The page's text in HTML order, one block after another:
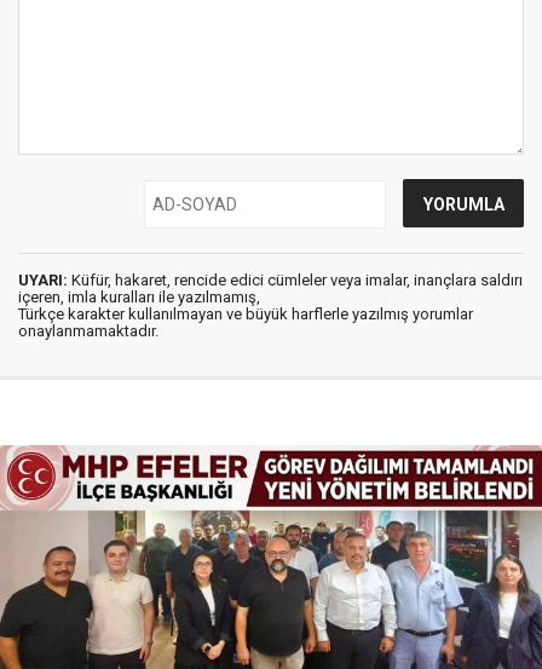
UYARI: Küfür, hakaret, rencide edici cümleler veya imalar, inançlara saldırı
içeren, imla kuralları ile yazılmamış,
Türkçe karakter kullanılmayan ve büyük harflerle yazılmış yorumlar
onaylanmamaktadır.